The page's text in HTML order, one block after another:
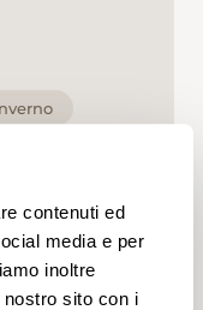
contenuti ed
media e per
inoltre
sito con i
al tuo
in base
salvati solo in